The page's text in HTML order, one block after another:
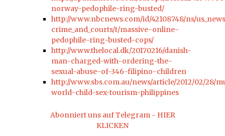
norway-pedophile-ring-busted/
http://www.nbcnews.com/id/42108748/ns/
crime_and_courts/t/massive-online-
pedophile-ring-busted-cops/
http://www.thelocal.dk/20170216/danish-
man-charged-with-ordering-the-
sexual-abuse-of-346-filipino-children
http://www.sbs.com.au/news/article/2012/02/28/
world-child-sex-tourism-philippines
Abonniert uns auf Telegram - HIER
KLICKEN